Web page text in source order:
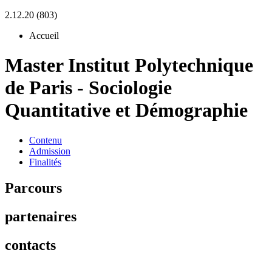
2.12.20 (803)
Accueil
Master Institut Polytechnique
de Paris - Sociologie
Quantitative et Démographie
Contenu
Admission
Finalités
Parcours
partenaires
contacts